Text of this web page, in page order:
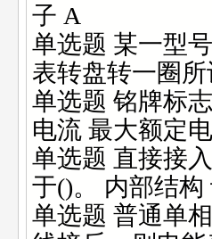
子 A
单选题 某一型
表转盘转一圈所
单选题 铭牌标
电流 最大额定
单选题 直接接
于()。 内部结
单选题 普通单